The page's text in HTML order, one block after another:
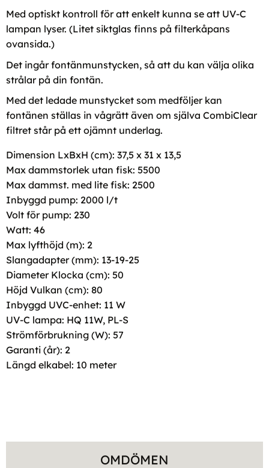
Med optiskt kontroll för att enkelt kunna se att UV-C
lampan lyser. (Litet siktglas finns på filterkåpans
ovansida.)
Det ingår fontänmunstycken, så att du kan välja olika
strålar på din fontän.
Med det ledade munstycket som medföljer kan
fontänen ställas in vågrätt även om själva CombiClear
filtret står på ett ojämnt underlag.
Dimension LxBxH (cm): 37,5 x 31 x 13,5
Max dammstorlek utan fisk: 5500
Max dammst. med lite fisk: 2500
Inbyggd pump: 2000 l/t
Volt för pump: 230
Watt: 46
Max lyfthöjd (m): 2
Slangadapter (mm): 13-19-25
Diameter Klocka (cm): 50
Höjd Vulkan (cm): 80
Inbyggd UVC-enhet: 11 W
UV-C lampa: HQ 11W, PL-S
Strömförbrukning (W): 57
Garanti (år): 2
Längd elkabel: 10 meter
OMDÖMEN